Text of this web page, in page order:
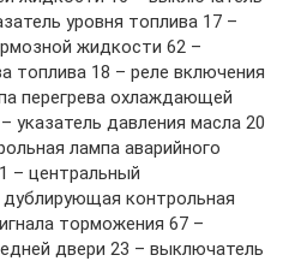
уровня топлива 17 –
жидкости 62 –
топлива 18 – реле включения
перегрева охлаждающей
указатель давления масла 20
лампа аварийного
– центральный
контрольная
торможения 67 –
двери 23 – выключатель